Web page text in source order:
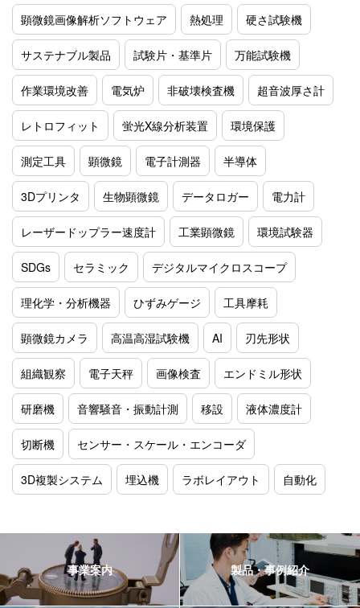
顕微鏡画像解析ソフトウェア 熱処理 硬さ試験機
サステナブル製品 試験片・基準片 万能試験機
作業環境改善 電気炉 非破壊検査機 超音波厚さ計
レトロフィット 蛍光X線分析装置 環境保護
測定工具 顕微鏡 電子計測器 半導体
3Dプリンタ 生物顕微鏡 データロガー 電力計
レーザードップラー速度計 工業顕微鏡 環境試験器
SDGs セラミック デジタルマイクロスコープ
理化学・分析機器 ひずみゲージ 工具摩耗
顕微鏡カメラ 高温高湿試験機 AI 刃先形状
組織観察 電子天秤 画像検査 エンドミル形状
研磨機 音響騒音・振動計測 移設 液体濃度計
切断機 センサー・スケール・エンコーダ
3D複製システム 埋込機 ラボレイアウト 自動化
事業案内 製品・事例紹介